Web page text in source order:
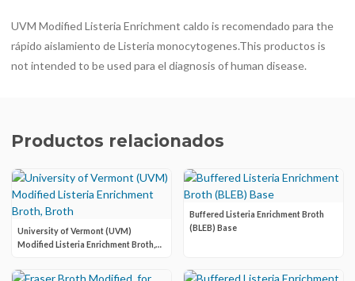
UVM Modified Listeria Enrichment caldo is recomendado para the
rápido aislamiento de Listeria monocytogenes.This productos is
not intended to be used para el diagnosis of human disease.
Productos relacionados
University of Vermont (UVM)
Modified Listeria Enrichment Broth,
Buffered Listeria Enrichment Broth
(BLEB) Base